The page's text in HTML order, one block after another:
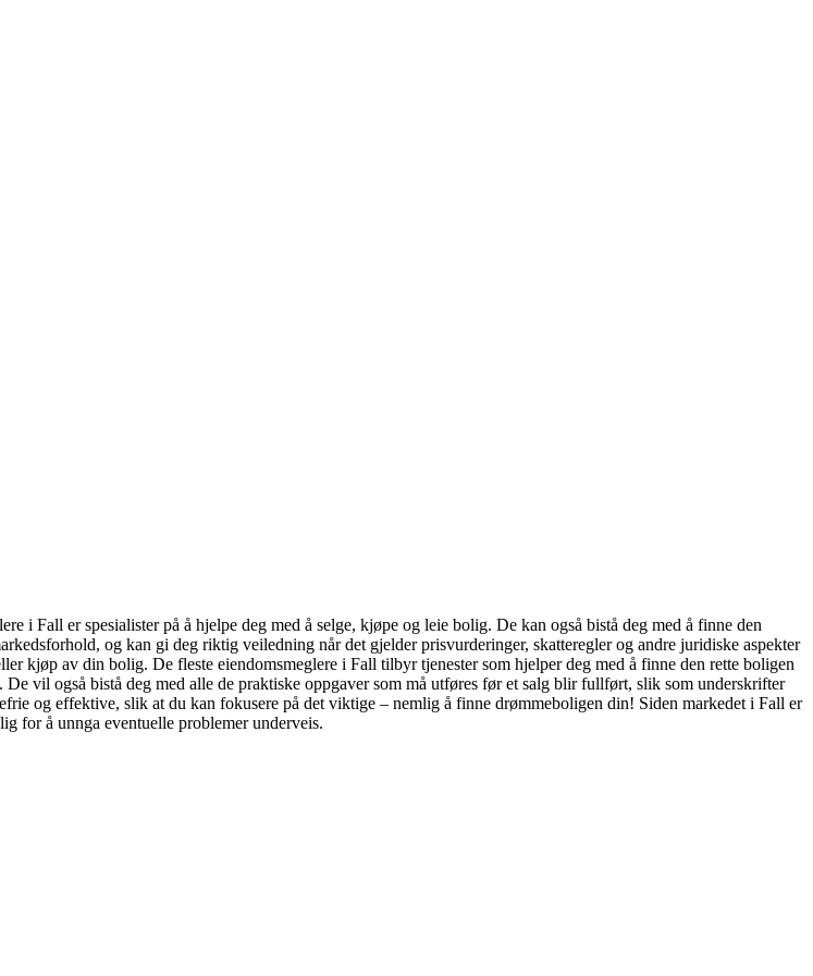
i Fall er spesialister på å hjelpe deg med å selge, kjøpe og leie bolig. De kan også bistå deg med å finne den
og kan gi deg riktig veiledning når det gjelder prisvurderinger, skatteregler og andre juridiske aspekter
kjøp av din bolig. De fleste eiendomsmeglere i Fall tilbyr tjenester som hjelper deg med å finne den rette boligen
vil også bistå deg med alle de praktiske oppgaver som må utføres før et salg blir fullført, slik som underskrifter
og effektive, slik at du kan fokusere på det viktige – nemlig å finne drømmeboligen din! Siden markedet i Fall er
for å unnga eventuelle problemer underveis.